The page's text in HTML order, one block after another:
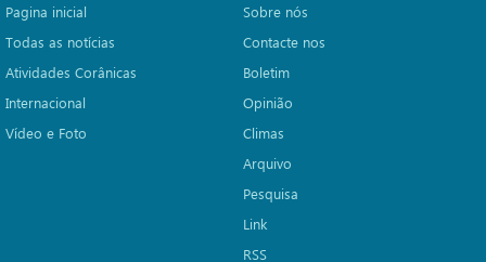
Pagina inicial
Todas as notícias
Atividades Corânicas
Internacional
Vídeo e Foto
Sobre nós
Contacte nos
Boletim
Opinião
Climas
Arquivo
Pesquisa
Link
RSS